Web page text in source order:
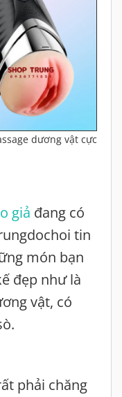
dương vật cực
giả đang có
tin
món bạn
đẹp như là
vật, có
phải chăng